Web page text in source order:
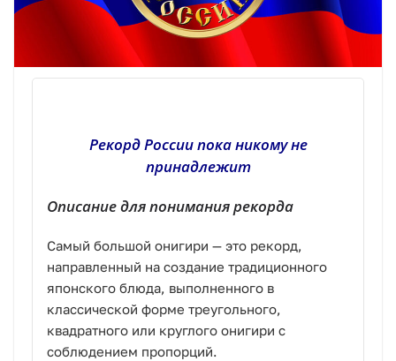
Рекорд России пока никому не
принадлежит
Описание для понимания рекорда
Самый большой онигири — это рекорд,
направленный на создание традиционного
японского блюда, выполненного в
классической форме треугольного,
квадратного или круглого онигири с
соблюдением пропорций.